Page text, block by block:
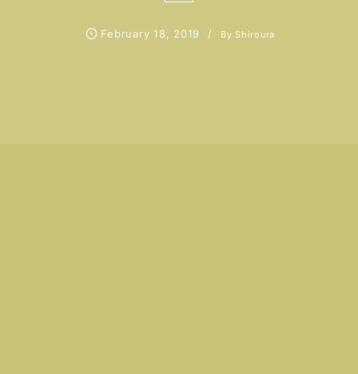
February 18 2019 ByShiroura